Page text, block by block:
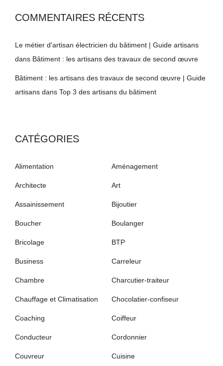
COMMENTAIRES RÉCENTS
Le métier d'artisan électricien du bâtiment | Guide artisans
dans Bâtiment : les artisans des travaux de second œuvre
Bâtiment : les artisans des travaux de second œuvre | Guide
artisans dans Top 3 des artisans du bâtiment
CATÉGORIES
Alimentation Aménagement
Architecte Art
Assainissement Bijoutier
Boucher Boulanger
Bricolage BTP
Business Carreleur
Chambre Charcutier-traiteur
Chauffage et Climatisation Chocolatier-confiseur
Coaching Coiffeur
Conducteur Cordonnier
Couvreur Cuisine